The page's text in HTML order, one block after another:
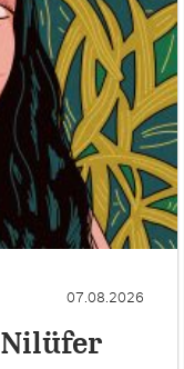
07.08.2026
Nilüfer